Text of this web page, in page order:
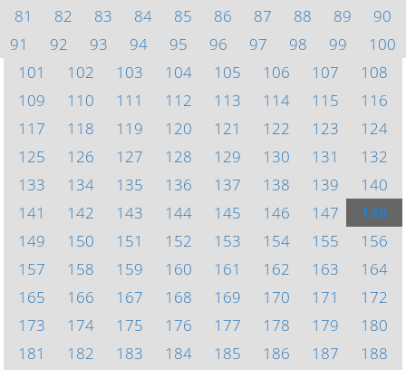
81
82 83 84 85 86 87 88 89
90
91
92 93 94 95 96 97 98 99
100
101
102 103 104 105 106 107
108
109
110 111 112 113 114 115
116
117
118 119 120 121 122 123
124
125
126 127 128 129 130 131
132
133
134 135 136 137 138 139
140
141
142 143 144 145 146 147
148
149
150 151 152 153 154 155
156
157
158 159 160 161 162 163
164
165
166 167 168 169 170 171
172
173
174 175 176 177 178 179
180
181
182 183 184 185 186 187
188